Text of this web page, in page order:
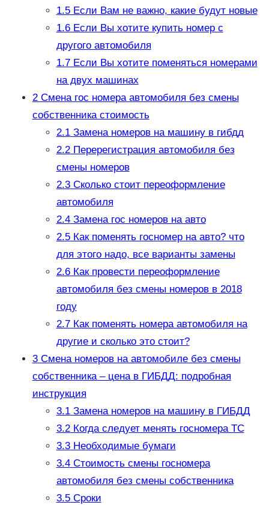
1.5Если Вам не важно, какие будут новые
1.6Если Вы хотите купить номер с
другого автомобиля
1.7Если Вы хотите поменяться номерами
на двух машинах
2Смена гос номера автомобиля без смены
собственника стоимость
2.1Замена номеров на машину в гибдд
2.2Перерегистрация автомобиля без
смены номеров
2.3Сколько стоит переоформление
автомобиля
2.4Замена гос номеров на авто
2.5Как поменять госномер на авто? что
для этого надо, все варианты замены
2.6Как провести переоформление
автомобиля без смены номеров в 2018
году
2.7Как поменять номера автомобиля на
другие и сколько это стоит?
3Смена номеров на автомобиле без смены
собственника – цена в ГИБДД: подробная
инструкция
3.1Замена номеров на машину в ГИБДД
3.2Когда следует менять госномера ТС
3.3Необходимые бумаги
3.4Стоимость смены госномера
автомобиля без смены собственника
3.5Сроки